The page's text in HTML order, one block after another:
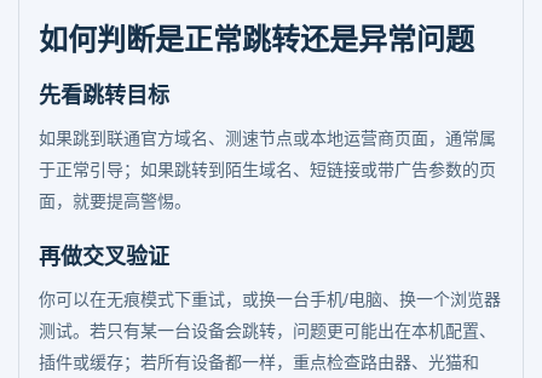
如何判断是正常跳转还是异常问题
先看跳转目标
如果跳到联通官方域名、测速节点或本地运营商页面，通常属
于正常引导；如果跳转到陌生域名、短链接或带广告参数的页
面，就要提高警惕。
再做交叉验证
你可以在无痕模式下重试，或换一台手机/电脑、换一个浏览器
测试。若只有某一台设备会跳转，问题更可能出在本机配置、
插件或缓存；若所有设备都一样，重点检查路由器、光猫和